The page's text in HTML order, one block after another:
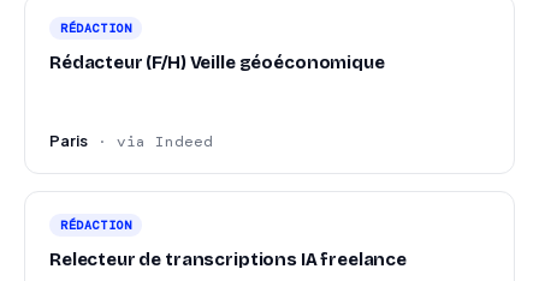
RÉDACTION
Rédacteur (F/H) Veille géoéconomique
Paris · via Indeed
RÉDACTION
Relecteur de transcriptions IA freelance